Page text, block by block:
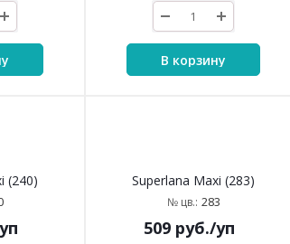
В корзину